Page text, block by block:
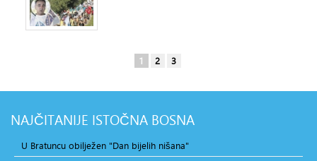
1 2 3
NAJČITANIJE ISTOČNA BOSNA
U Bratuncu obilježen "Dan bijelih nišana"